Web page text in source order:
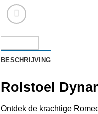
BESCHRIJVING
Rolstoel
Ontdek de krachtige